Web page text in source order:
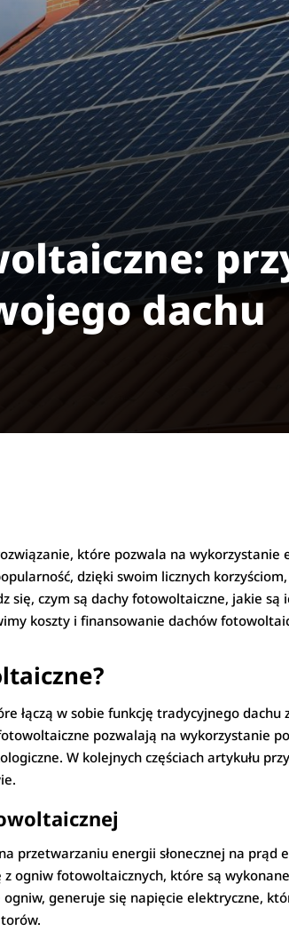
dachu
które pozwala na wykorzystanie
dzięki swoim licznych
się, czym są dachy fotowoltaiczne, jakie
koszty i finansowanie dachów
łączą w sobie funkcję tradycyjnego
pozwalają na wykorzystanie
W kolejnych częściach artykułu
przetwarzaniu energii słonecznej na prąd
z ogniw fotowoltaicznych, które są
ogniw, generuje się napięcie elektryczne,